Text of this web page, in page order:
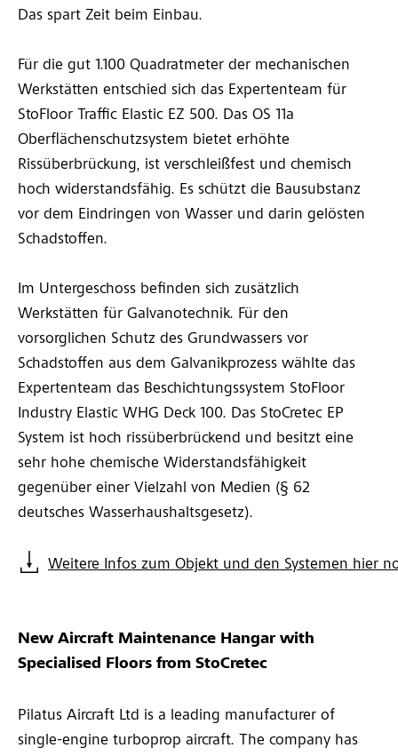
Das spart Zeit beim Einbau.
Für die gut 1.100 Quadratmeter der mechanischen
Werkstätten entschied sich das Expertenteam für
StoFloor Traffic Elastic EZ 500. Das OS 11a
Oberflächenschutzsystem bietet erhöhte
Rissüberbrückung, ist verschleißfest und chemisch
hoch widerstandsfähig. Es schützt die Bausubstanz
vor dem Eindringen von Wasser und darin gelösten
Schadstoffen.
Im Untergeschoss befinden sich zusätzlich
Werkstätten für Galvanotechnik. Für den
vorsorglichen Schutz des Grundwassers vor
Schadstoffen aus dem Galvanikprozess wählte das
Expertenteam das Beschichtungssystem StoFloor
Industry Elastic WHG Deck 100. Das StoCretec EP
System ist hoch rissüberbrückend und besitzt eine
sehr hohe chemische Widerstandsfähigkeit
gegenüber einer Vielzahl von Medien (§ 62
deutsches Wasserhaushaltsgesetz).
Weitere Infos zum Objekt und den Systemen hier
New Aircraft Maintenance Hangar with
Specialised Floors from StoCretec
Pilatus Aircraft Ltd is a leading manufacturer of
single-engine turboprop aircraft. The company has